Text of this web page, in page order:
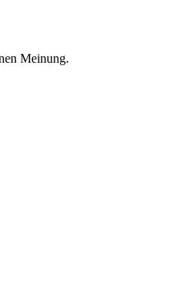
Meinung.